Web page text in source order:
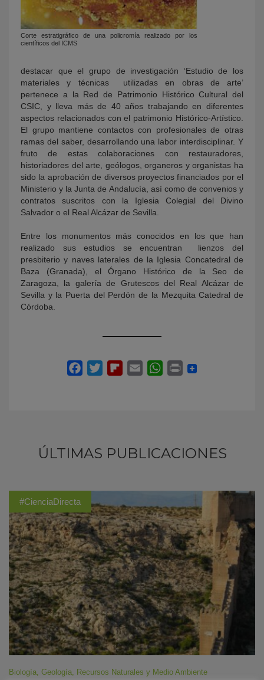
Corte estratigráfico de una policromía realizado por los
científicos del ICMS
destacar que el grupo de investigación ‘Estudio de los
materiales y técnicas utilizadas en obras de arte’
pertenece a la Red de Patrimonio Histórico Cultural del
CSIC, y lleva más de 40 años trabajando en diferentes
aspectos relacionados con el patrimonio Histórico-Artístico.
El grupo mantiene contactos con profesionales de otras
ramas del saber, desarrollando una labor interdisciplinar. Y
fruto de estas colaboraciones con restauradores,
historiadores del arte, geólogos, organeros y organistas ha
sido la aprobación de diversos proyectos financiados por el
Ministerio y la Junta de Andalucía, así como de convenios y
contratos suscritos con la Iglesia Colegial del Divino
Salvador o el Real Alcázar de Sevilla.
Entre los monumentos más conocidos en los que han
realizado sus estudios se encuentran lienzos del
presbiterio y naves laterales de la Iglesia Concatedral de
Baza (Granada), el Órgano Histórico de la Seo de
Zaragoza, la galería de Grutescos del Real Alcázar de
Sevilla y la Puerta del Perdón de la Mezquita Catedral de
Córdoba.
ÚLTIMAS PUBLICACIONES
#CienciaDirecta
Biología, Geología, Recursos Naturales y Medio Ambiente